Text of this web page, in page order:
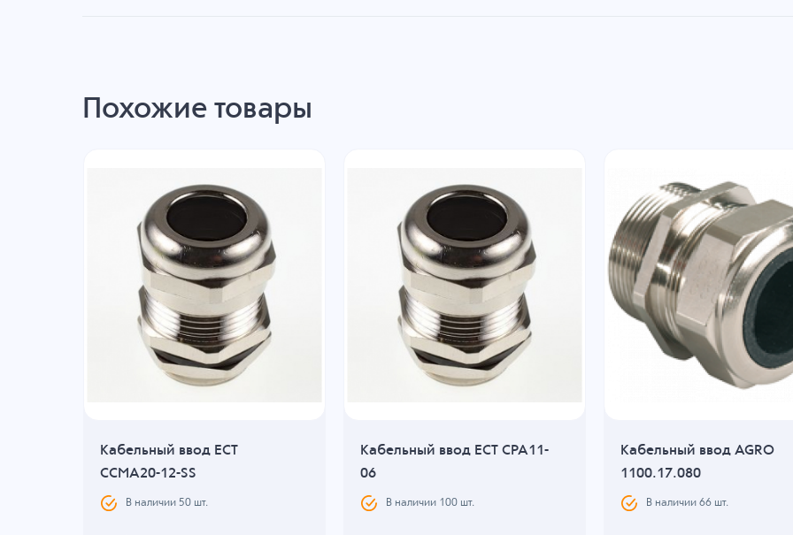
Похожие товары
Кабельный ввод ECT
CCMA20-12-SS
В наличии 50шт.
Кабельный ввод ECT CPA11-
06
В наличии 100шт.
Кабельный ввод AGRO
1100.17.080
В наличии 66шт.